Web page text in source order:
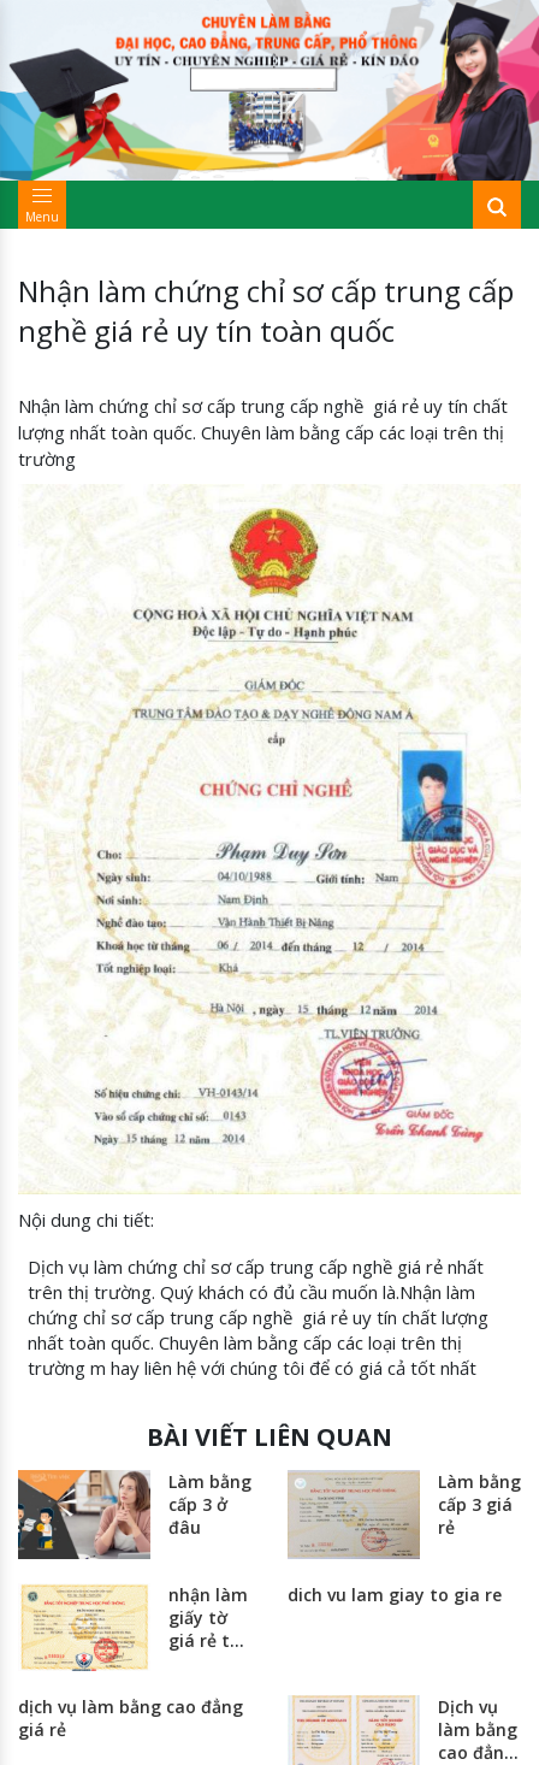
Menu
Nhận làm chứng chỉ sơ cấp trung cấp
nghề giá rẻ uy tín toàn quốc
Nhận làm chứng chỉ sơ cấp trung cấp nghề giá rẻ uy tín chất
lượng nhất toàn quốc. Chuyên làm bằng cấp các loại trên thị
trường
Nội dung chi tiết:
Dịch vụ làm chứng chỉ sơ cấp trung cấp nghề giá rẻ nhất
trên thị trường. Quý khách có đủ cầu muốn là.Nhận làm
chứng chỉ sơ cấp trung cấp nghề giá rẻ uy tín chất lượng
nhất toàn quốc. Chuyên làm bằng cấp các loại trên thị
trường m hay liên hệ với chúng tôi để có giá cả tốt nhất
BÀI VIẾT LIÊN QUAN
Làm bằng
cấp 3 ở
đâu
Làm bằng
cấp 3 giá
rẻ
nhận làm
giấy tờ
giá rẻ tại
phố hồ
dich vu lam giay to gia re
dịch vụ làm bằng cao đẳng
giá rẻ
Dịch vụ
làm bằng
cao đẳng